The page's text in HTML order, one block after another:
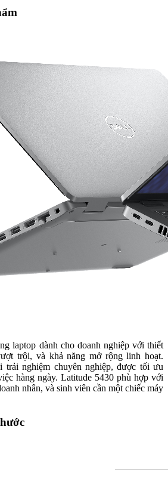
laptop dành cho doanh nghiệp với thiết
trội, và khả năng mở rộng linh hoạt.
trải nghiệm chuyên nghiệp, được tối ưu
hàng ngày. Latitude 5430 phù hợp với
nhân, và sinh viên cần một chiếc máy